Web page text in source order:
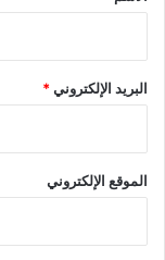
البريد الإلكتروني*
الموقع الإلكتروني